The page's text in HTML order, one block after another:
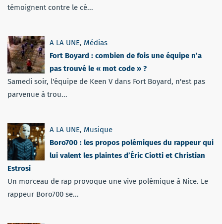
témoignent contre le cé...
A LA UNE, Médias
Fort Boyard : combien de fois une équipe n’a
pas trouvé le « mot code » ?
Samedi soir, l'équipe de Keen V dans Fort Boyard, n'est pas
parvenue à trou...
A LA UNE, Musique
Boro700 : les propos polémiques du rappeur qui
lui valent les plaintes d’Éric Ciotti et Christian
Estrosi
Un morceau de rap provoque une vive polémique à Nice. Le
rappeur Boro700 se...